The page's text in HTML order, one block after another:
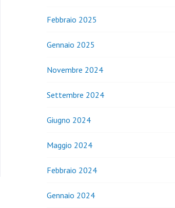
Febbraio 2025
Gennaio 2025
Novembre 2024
Settembre 2024
Giugno 2024
Maggio 2024
Febbraio 2024
Gennaio 2024